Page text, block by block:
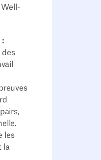
Well-
:
des
les
la